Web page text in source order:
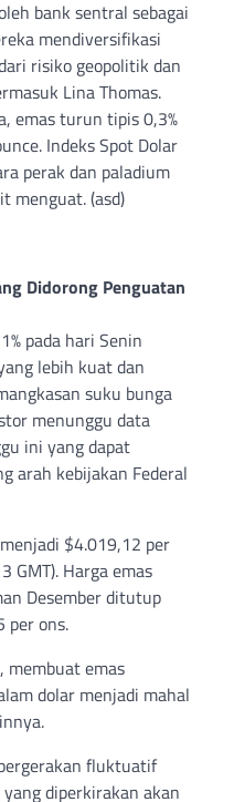
bank sentral sebagai
mendiversifikasi
risiko geopolitik dan
Lina Thomas.
emas turun tipis 0,3%
Indeks Spot Dolar
perak dan paladium
menguat. (asd)
Didorong Penguatan
pada hari Senin
lebih kuat dan
suku bunga
menunggu data
ini yang dapat
arah kebijakan Federal
$4.019,12 per
GMT). Harga emas
Desember ditutup
per ons.
membuat emas
dolar menjadi mahal
fluktuatif
diperkirakan akan